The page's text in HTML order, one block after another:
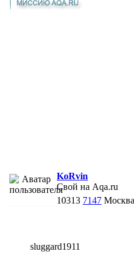
KoRvin
Свой на Aqa.ru
10313 7147 Москва
sluggard1911